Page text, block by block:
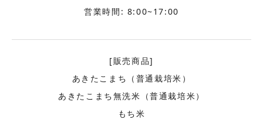
営業時間: 8:00~17:00
[販売商品]
あきたこまち（普通栽培米）
あきたこまち無洗米（普通栽培米）
もち米